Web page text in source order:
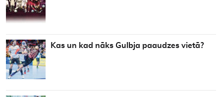
Kas un kad nāks Gulbja paaudzes vietā?